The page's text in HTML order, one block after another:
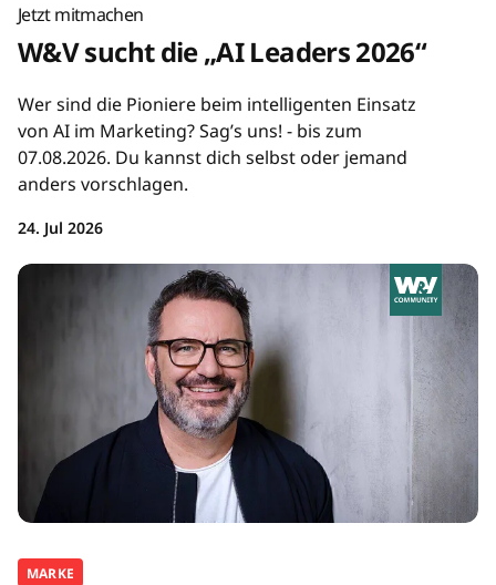
Jetzt mitmachen
W&V sucht die „AI Leaders 2026“
Wer sind die Pioniere beim intelligenten Einsatz
von AI im Marketing? Sag’s uns! - bis zum
07.08.2026. Du kannst dich selbst oder jemand
anders vorschlagen.
24. Jul 2026
MARKE